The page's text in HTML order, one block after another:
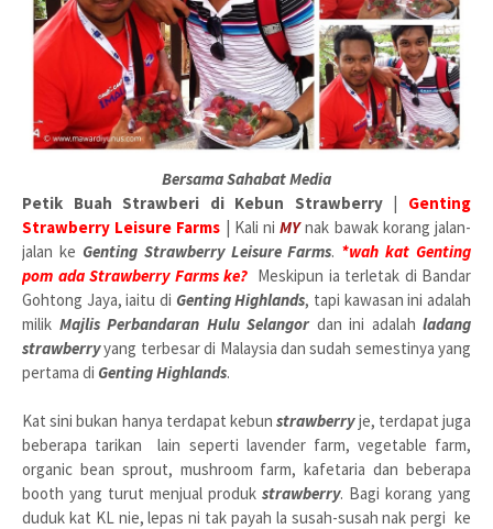
Bersama Sahabat Media
Petik Buah Strawberi di Kebun Strawberry| Genting
Strawberry Leisure Farms | Kali niMY nak bawak korang jalan-
jalan ke Genting Strawberry Leisure Farms. *wah kat Genting
pom ada Strawberry Farms ke? Meskipun ia terletak di Bandar
Gohtong Jaya, iaitu di Genting Highlands, tapi kawasan ini adalah
milik Majlis Perbandaran Hulu Selangordan ini adalah ladang
strawberryyang terbesar di Malaysia dan sudah semestinya yang
pertama di Genting Highlands.
Kat sini bukan hanya terdapat kebunstrawberryje, terdapat juga
beberapa tarikan lain seperti lavender farm, vegetable farm,
organic bean sprout, mushroom farm, kafetaria dan beberapa
booth yang turut menjual produk strawberry. Bagi korang yang
duduk kat KL nie, lepas ni tak payah la susah-susah nak pergi ke